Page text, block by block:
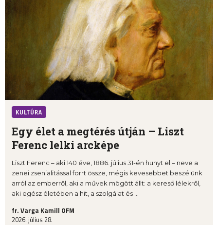
KULTÚRA
Egy élet a megtérés útján – Liszt
Ferenc lelki arcképe
Liszt Ferenc – aki 140 éve, 1886. július 31-én hunyt el – neve a
zenei zsenialitással forrt össze, mégis kevesebbet beszélünk
arról az emberről, aki a művek mögött állt: a kereső lélekről,
aki egész életében a hit, a szolgálat és ...
fr. Varga Kamill OFM
2026. július 28.